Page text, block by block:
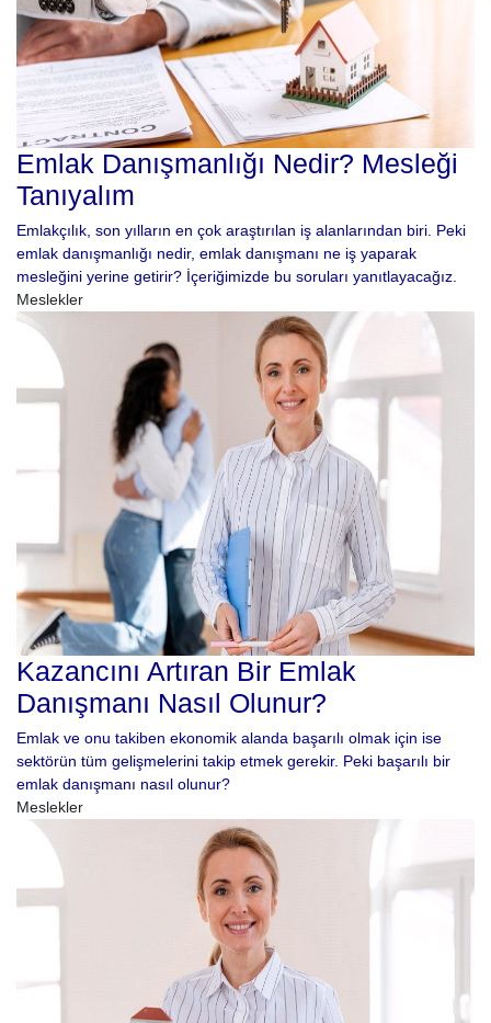
Emlak Danışmanlığı Nedir? Mesleği
Tanıyalım
Emlakçılık, son yılların en çok araştırılan iş alanlarından biri. Peki
emlak danışmanlığı nedir, emlak danışmanı ne iş yaparak
mesleğini yerine getirir? İçeriğimizde bu soruları yanıtlayacağız.
Meslekler
Kazancını Artıran Bir Emlak
Danışmanı Nasıl Olunur?
Emlak ve onu takiben ekonomik alanda başarılı olmak için ise
sektörün tüm gelişmelerini takip etmek gerekir. Peki başarılı bir
emlak danışmanı nasıl olunur?
Meslekler